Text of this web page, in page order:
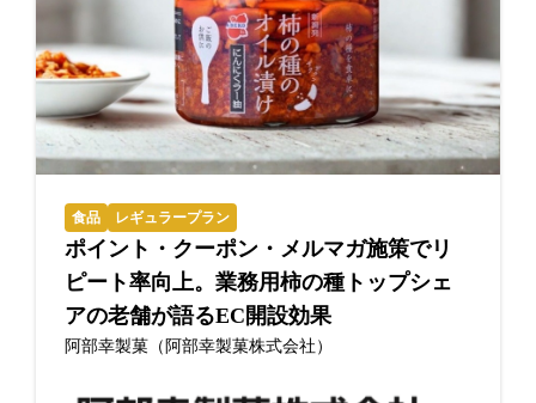
食品 レギュラープラン
ポイント・クーポン・メルマガ施策でリ
ピート率向上。業務用柿の種トップシェ
アの老舗が語るEC開設効果
阿部幸製菓（阿部幸製菓株式会社）